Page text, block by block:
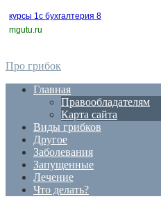
курсы 1c бухгалтерия 8
mgutu.ru
Про грибок
Главная
Правообладателям
Карта сайта
Виды грибков
Другое
Заболевания
Запущенные
Лечение
Что делать?